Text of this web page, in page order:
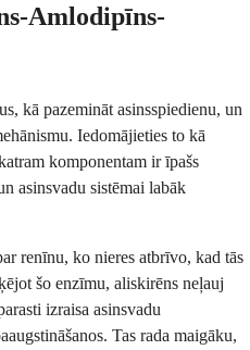
Amlodipīns-
kā pazemināt asinsspiedienu, un
Iedomājieties to kā
komponentam ir īpašs
asinsvadu sistēmai labāk
renīnu, ko nieres atbrīvo, kad tās
šo enzīmu, aliskirēns neļauj
izraisa asinsvadu
Tas rada maigāku,